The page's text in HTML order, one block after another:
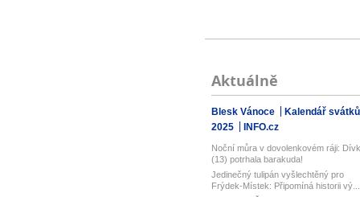
Aktuálně
Blesk Vánoce
Kalendář svátků
2025
INFO.cz
Noční můra v dovolenkovém ráji:
(13) potrhala barakuda!
Jedinečný tulipán vyšlechtěný pro
Frýdek-Místek: Připomíná historii vý...